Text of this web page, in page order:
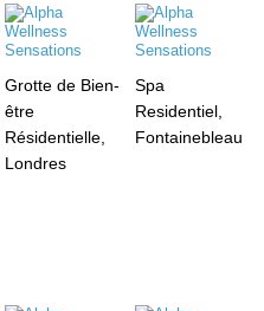
Grotte de Bien-
être
Résidentielle,
Londres
Spa
Residentiel,
Fontainebleau